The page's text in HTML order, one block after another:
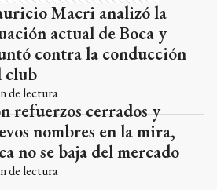
Macri analizó la
actual de Boca y
contra la conducción
club
de lectura
refuerzos cerrados y
nombres en la mira,
no se baja del mercado
de lectura